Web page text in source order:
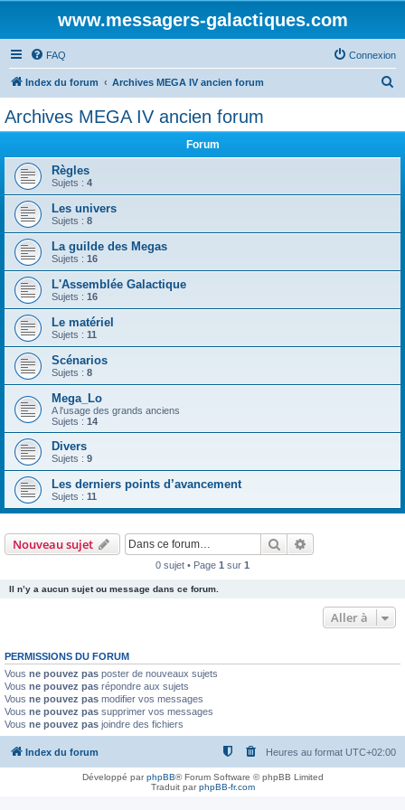
www.messagers-galactiques.com
FAQ Connexion
Index du forum Archives MEGA IV ancien forum
h
Archives MEGA IV ancien forum
Forum
Règles
Sujets : 4
Les univers
Sujets : 8
La guilde des Megas
Sujets : 16
L'Assemblée Galactique
Sujets : 16
Le matériel
Sujets : 11
Scénarios
Sujets : 8
Mega_Lo
A l'usage des grands anciens
Sujets : 14
Divers
Sujets : 9
Les derniers points d’avancement
Sujets : 11
Nouveau sujet Rechercher
0 sujet • Page 1 sur 1
Il n’y a aucun sujet ou message dans ce forum.
Aller à
PERMISSIONS DU FORUM
Vous ne pouvez pas poster de nouveaux sujets
Vous ne pouvez pas répondre aux sujets
Vous ne pouvez pas modifier vos messages
Vous ne pouvez pas supprimer vos messages
Vous ne pouvez pas joindre des fichiers
Index du forum Heures au format UTC+02:00
Développé parphpBB® Forum Software © phpBB Limited
Traduit parphpBB-fr.com